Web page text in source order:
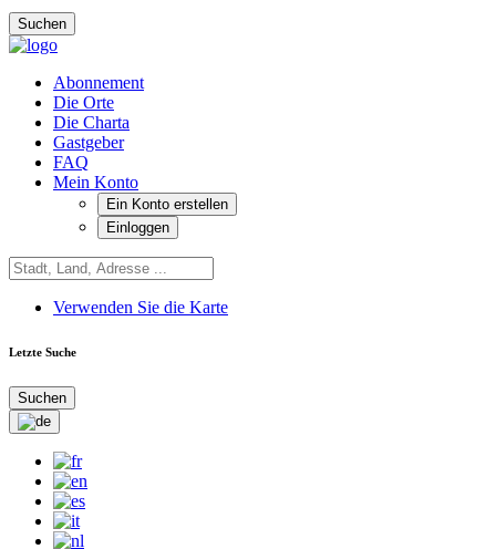
Suchen
Abonnement
Die Orte
Die Charta
Gastgeber
FAQ
Mein Konto
Ein Konto erstellen
Einloggen
Verwenden Sie die Karte
Letzte Suche
Suchen